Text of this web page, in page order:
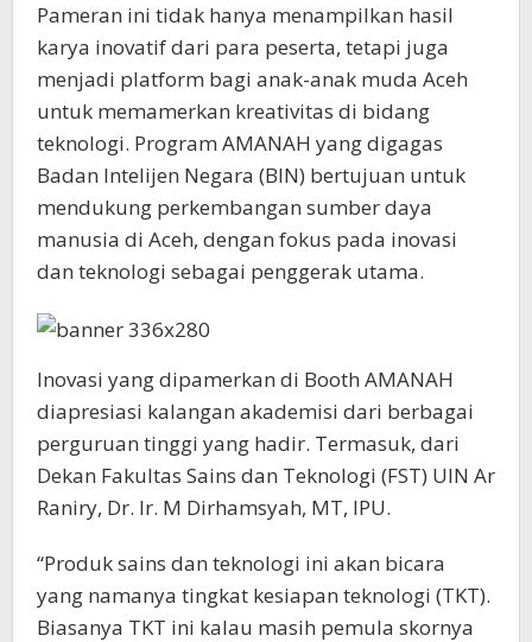
Pameran ini tidak hanya menampilkan hasil
karya inovatif dari para peserta, tetapi juga
menjadi platform bagi anak-anak muda Aceh
untuk memamerkan kreativitas di bidang
teknologi. Program AMANAH yang digagas
Badan Intelijen Negara (BIN) bertujuan untuk
mendukung perkembangan sumber daya
manusia di Aceh, dengan fokus pada inovasi
dan teknologi sebagai penggerak utama.
Inovasi yang dipamerkan di Booth AMANAH
diapresiasi kalangan akademisi dari berbagai
perguruan tinggi yang hadir. Termasuk, dari
Dekan Fakultas Sains dan Teknologi (FST) UIN Ar
Raniry, Dr. Ir. M Dirhamsyah, MT, IPU.
“Produk sains dan teknologi ini akan bicara
yang namanya tingkat kesiapan teknologi (TKT).
Biasanya TKT ini kalau masih pemula skornya